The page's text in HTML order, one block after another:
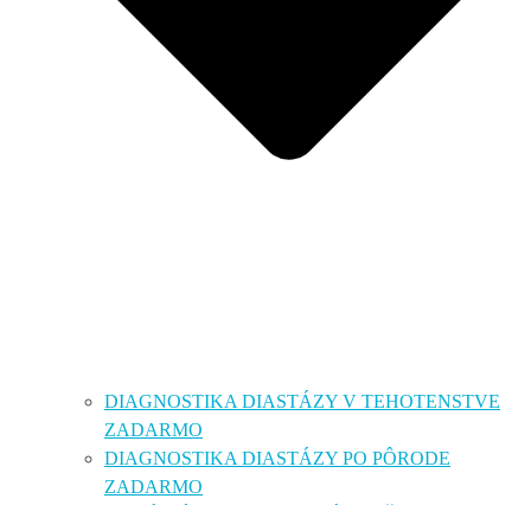
DIAGNOSTIKA DIASTÁZY V TEHOTENSTVE
ZADARMO
DIAGNOSTIKA DIASTÁZY PO PÔRODE
ZADARMO